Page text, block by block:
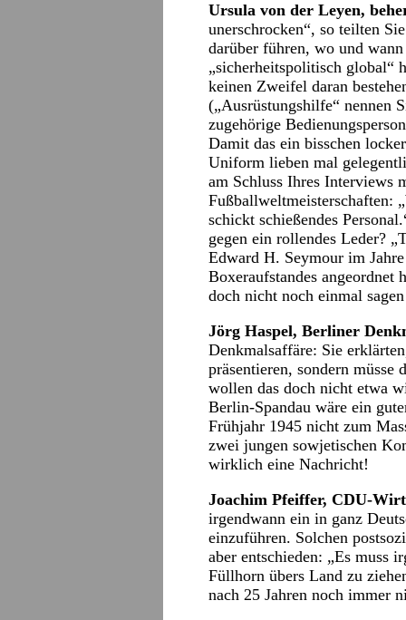
Ursula von der Leyen,
unerschrocken“, so teilten
darüber führen, wo und
„sicherheitspolitisch global“
keinen Zweifel daran
(„Ausrüstungshilfe“ nennen
zugehörige
Damit das ein bisschen
Uniform lieben mal
am Schluss Ihres Interviews
Fußballweltmeisterschaften:
schickt schießendes
gegen ein rollendes Leder?
Edward H. Seymour im
Boxeraufstandes angeordnet
doch nicht noch einmal
Jörg Haspel, Berliner
Denkmalsaffäre: Sie
präsentieren, sondern
wollen das doch nicht etwa
Berlin-Spandau wäre ein
Frühjahr 1945 nicht zum
zwei jungen sowjetischen
wirklich eine Nachricht!
Joachim Pfeiffer, CDU-
irgendwann ein in ganz
einzuführen. Solchen
aber entschieden: „Es muss
Füllhorn übers Land zu
nach 25 Jahren noch immer